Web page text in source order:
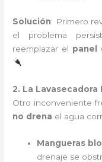
Solución: Primero
el problema
reemplazar el panel
2. La Lavasecadora
Otro inconveniente
no drena el agua
Mangueras
drenaje se